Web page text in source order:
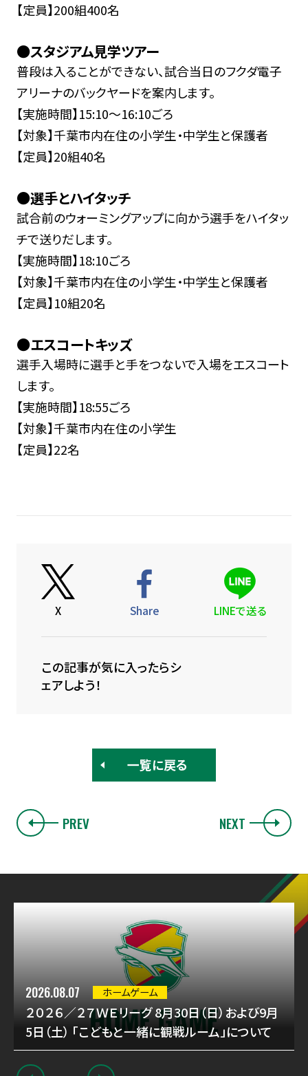
【定員】200組400名
●スタジアム見学ツアー
普段は入ることができない、試合当日のフクダ電子
アリーナのバックヤードを案内します。
【実施時間】15:10～16:10ごろ
【対象】千葉市内在住の小学生・中学生と保護者
【定員】20組40名
●選手とハイタッチ
試合前のウォーミングアップに向かう選手をハイタッ
チで送りだします。
【実施時間】18:10ごろ
【対象】千葉市内在住の小学生・中学生と保護者
【定員】10組20名
●エスコートキッズ
選手入場時に選手と手をつないで入場をエスコート
します。
【実施時間】18:55ごろ
【対象】千葉市内在住の小学生
【定員】22名
X Share LINEで送る
この記事が気に入ったらシ
ェアしよう！
一覧に戻る
PREV NEXT
2026.08.07 ホームゲーム
２０２６／２７ＷＥリーグ 8月30日（日）および9月
5日（土） 「こどもと一緒に観戦ルーム」について